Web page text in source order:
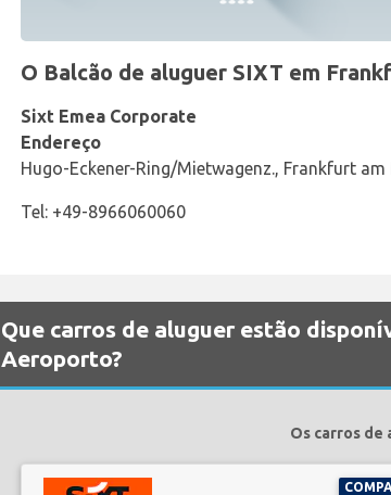
O Balcão de aluguer SIXT em
Sixt Emea Corporate
Endereço
Hugo-Eckener-Ring/Mietwagenz., Frankfurt am
Tel: +49-8966060060
Que carros de aluguer estão
Aeroporto?
Os carros